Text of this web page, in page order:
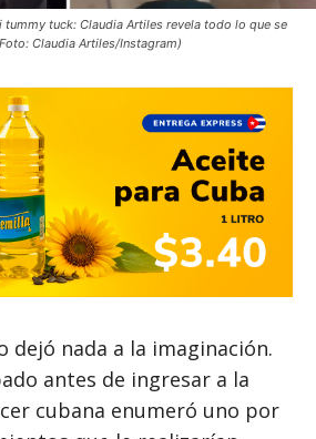
tuck: Claudia Artiles revela todo lo que se
Claudia Artiles/Instagram)
dejó nada a la imaginación.
antes de ingresar a la
cubana enumeró uno por